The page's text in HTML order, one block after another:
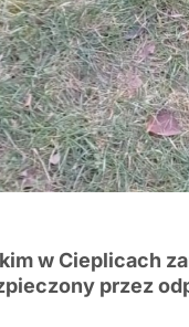
w Cieplicach
przez